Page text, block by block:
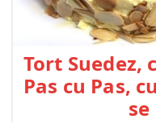
Tort Suedez,
Pas cu Pas,